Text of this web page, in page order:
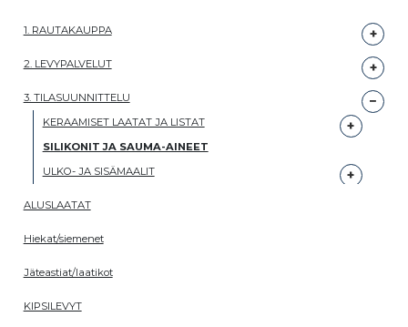
1. RAUTAKAUPPA
2. LEVYPALVELUT
3. TILASUUNNITTELU
KERAAMISET LAATAT JA LISTAT
SILIKONIT JA SAUMA-AINEET
ULKO- JA SISÄMAALIT
ALUSLAATAT
Hiekat/siemenet
Jäteastiat/laatikot
KIPSILEVYT